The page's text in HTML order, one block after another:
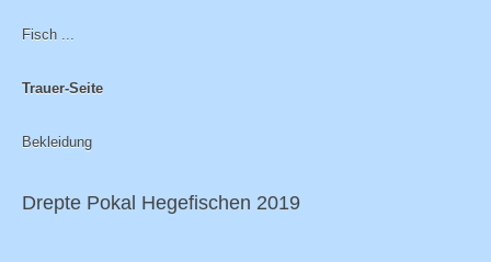
Fisch ...
Trauer-Seite
Bekleidung
Drepte Pokal Hegefischen 2019